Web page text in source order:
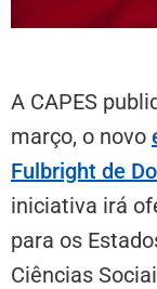
A CAPES
março, o novo
Fulbright de
iniciativa irá
para os
Ciências